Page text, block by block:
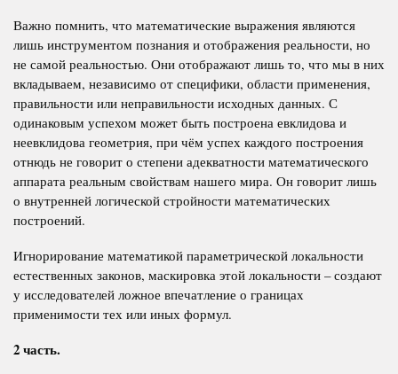
Важно помнить, что математические выражения являются
лишь инструментом познания и отображения реальности, но
не самой реальностью. Они отображают лишь то, что мы в них
вкладываем, независимо от специфики, области применения,
правильности или неправильности исходных данных. С
одинаковым успехом может быть построена евклидова и
неевклидова геометрия, при чём успех каждого построения
отнюдь не говорит о степени адекватности математического
аппарата реальным свойствам нашего мира. Он говорит лишь
о внутренней логической стройности математических
построений.
Игнорирование математикой параметрической локальности
естественных законов, маскировка этой локальности – создают
у исследователей ложное впечатление о границах
применимости тех или иных формул.
2 часть.